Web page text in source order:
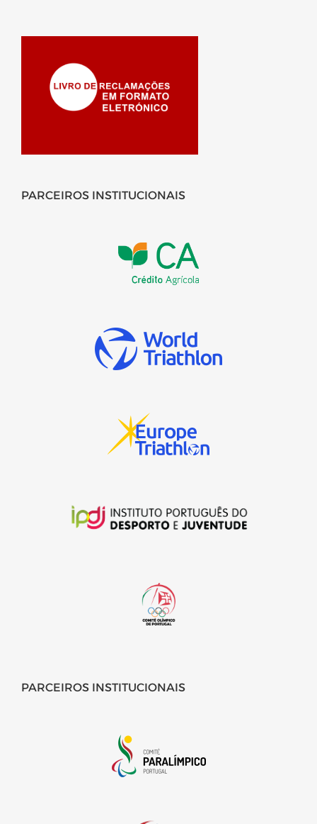
PARCEIROS INSTITUCIONAIS
PARCEIROS INSTITUCIONAIS